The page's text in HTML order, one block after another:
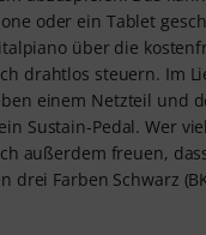
oder ein Tablet
über die
drahtlos steuern. Im
einem Netzteil und
Sustain-Pedal. Wer
außerdem freuen,
drei Farben Schwarz